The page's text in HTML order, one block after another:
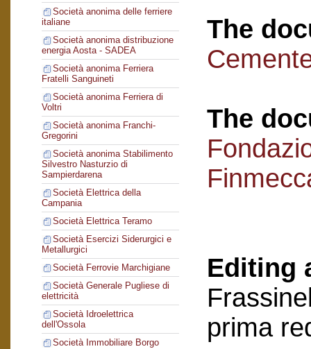
Società anonima delle ferriere
italiane
Società anonima distribuzione
energia Aosta - SADEA
Società anonima Ferriera
Fratelli Sanguineti
Società anonima Ferriera di
Voltri
Società anonima Franchi-
Gregorini
Società anonima Stabilimento
Silvestro Nasturzio di
Sampierdarena
Società Elettrica della
Campania
Società Elettrica Teramo
Società Esercizi Siderurgici e
Metallurgici
Società Ferrovie Marchigiane
Società Generale Pugliese di
elettricità
Società Idroelettrica
dell'Ossola
Società Immobiliare Borgo
The
The
Editing
prima